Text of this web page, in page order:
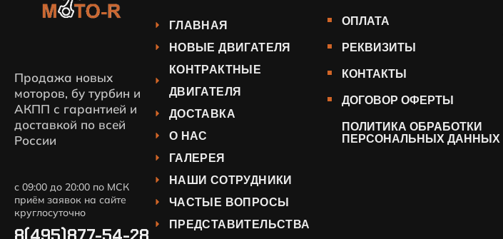
Продажа новых
моторов, бу турбин и
АКПП с гарантией и
доставкой по всей
России
с 09:00 до 20:00 по МСК
приём заявок на сайте
круглосуточно
ГЛАВНАЯ
НОВЫЕ ДВИГАТЕЛЯ
КОНТРАКТНЫЕ
ДВИГАТЕЛЯ
ДОСТАВКА
О НАС
ГАЛЕРЕЯ
НАШИ СОТРУДНИКИ
ЧАСТЫЕ ВОПРОСЫ
ПРЕДСТАВИТЕЛЬСТВА
ОПЛАТА
РЕКВИЗИТЫ
КОНТАКТЫ
ДОГОВОР ОФЕРТЫ
ПОЛИТИКА ОБРАБОТКИ
ПЕРСОНАЛЬНЫХ ДАННЫХ